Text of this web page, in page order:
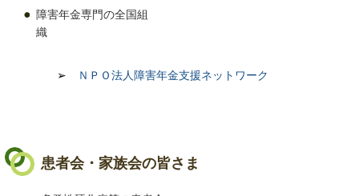
障害年金専門の全国組
織
➢ ＮＰＯ法人障害年金支援ネットワーク
患者会・家族会の皆さま